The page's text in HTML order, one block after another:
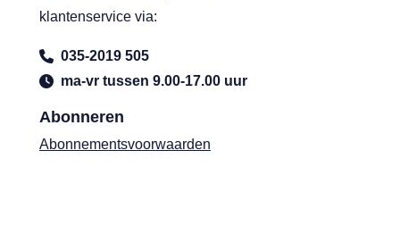
Abonneren
Abonnementsvoorwaarden
klantenservice via:
035-2019 505
ma-vr tussen 9.00-17.00 uur